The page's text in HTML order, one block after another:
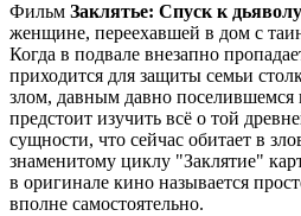
Фильм Заклятье: Спуск к дьяволу
женщине, переехавшей в дом с
Когда в подвале внезапно
приходится для защиты семьи
злом, давным давно поселившемся
предстоит изучить всё о той
сущности, что сейчас обитает в
знаменитому циклу "Заклятие"
в оригинале кино называется
вполне самостоятельно.